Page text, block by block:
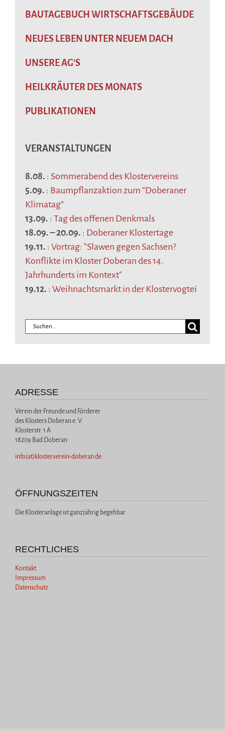
BAUTAGEBUCH WIRTSCHAFTSGEBÄUDE
NEUES LEBEN UNTER NEUEM DACH
UNSERE AG’S
HEILKRÄUTER DES MONATS
PUBLIKATIONEN
VERANSTALTUNGEN
8.08. : Sommerabend des Klostervereins
5.09. : Baumpflanzaktion zum “Doberaner
Klimatag“
13.09. : Tag des offenen Denkmals
18.09. –20.09. : Doberaner Klostertage
19.11. : Vortrag: "Slawen gegen Sachsen?
Konflikte im Kloster Doberan des 14.
Jahrhunderts im Kontext"
19.12. : Weihnachtsmarkt in der Klostervogtei
ADRESSE
Verein der Freunde und Förderer
des Klosters Doberan e. V.
Klosterstr. 1 A
18209 Bad Doberan
info(at)klosterverein-doberan.de
ÖFFNUNGSZEITEN
Die Klosteranlage ist ganzjährig begehbar
RECHTLICHES
Kontakt
Impressum
Datenschutz